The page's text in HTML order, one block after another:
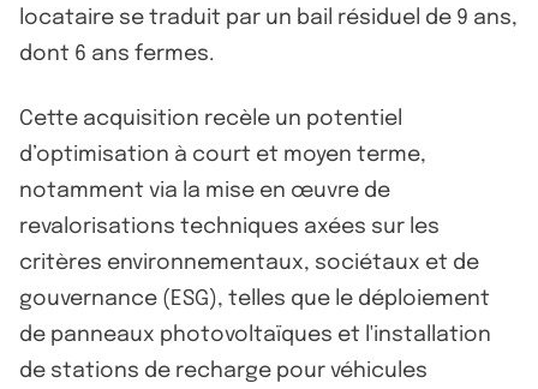
locataire se traduit par un bail résiduel de 9 ans,
dont 6 ans fermes.
Cette acquisition recèle un potentiel
d’optimisation à court et moyen terme,
notamment via la mise en œuvre de
revalorisations techniques axées sur les
critères environnementaux, sociétaux et de
gouvernance (ESG), telles que le déploiement
de panneaux photovoltaïques et l'installation
de stations de recharge pour véhicules